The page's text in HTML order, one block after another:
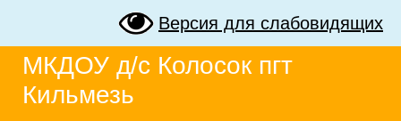
Версия для слабовидящих
МКДОУ д/с Колосок пгт
Кильмезь